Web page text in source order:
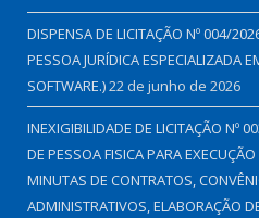
DISPENSA DE LICITAÇÃO Nº 004/
PESSOA JURÍDICA ESPECIALIZADA
SOFTWARE.)22 de junho de 2026
INEXIGIBILIDADE DE LICITAÇÃO Nº
DE PESSOA FISICA PARA
MINUTAS DE CONTRATOS,
ADMINISTRATIVOS, ELABORAÇÃO